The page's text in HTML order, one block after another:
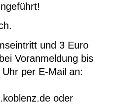
und 3 Euro
Voranmeldung bis
per E-Mail an:
oder